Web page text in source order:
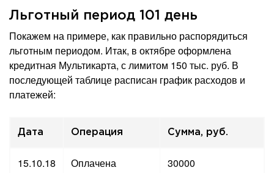
Льготный период 101 день
Покажем на примере, как правильно распорядиться
льготным периодом. Итак, в октябре оформлена
кредитная Мультикарта, с лимитом 150 тыс. руб. В
последующей таблице расписан график расходов и
платежей:
Дата Операция Сумма, руб.
15.10.18
Оплачена
30000